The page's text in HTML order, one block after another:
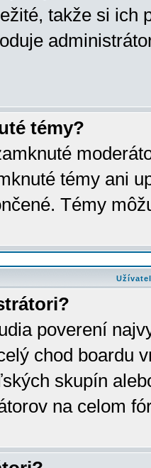
takže si ich
témy?
témy ani
Témy
poverení
chod boardu
skupín
na celom